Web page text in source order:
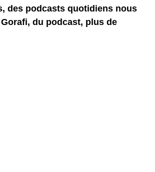
des podcasts quotidiens nous
du podcast, plus de